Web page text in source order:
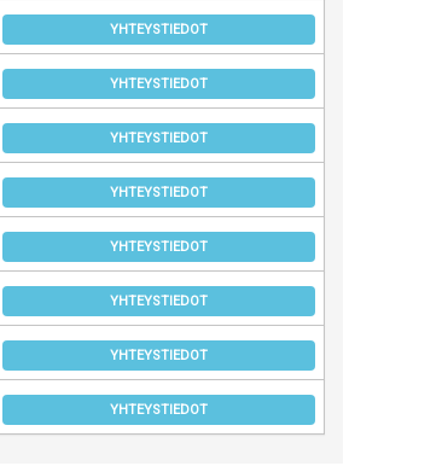
YHTEYSTIEDOT
YHTEYSTIEDOT
YHTEYSTIEDOT
YHTEYSTIEDOT
YHTEYSTIEDOT
YHTEYSTIEDOT
YHTEYSTIEDOT
YHTEYSTIEDOT